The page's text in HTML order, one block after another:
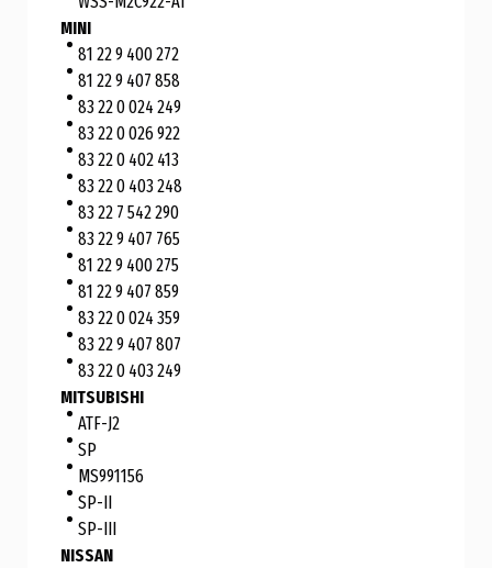
MINI
81 22 9 400 272
81 22 9 407 858
83 22 0 024 249
83 22 0 026 922
83 22 0 402 413
83 22 0 403 248
83 22 7 542 290
83 22 9 407 765
81 22 9 400 275
81 22 9 407 859
83 22 0 024 359
83 22 9 407 807
83 22 0 403 249
MITSUBISHI
ATF-J2
SP
MS991156
SP-II
SP-III
NISSAN